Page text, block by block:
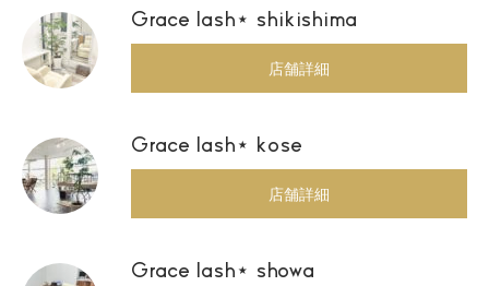
Grace lash⋆ shikishima
店舗詳細
Grace lash⋆ kose
店舗詳細
Grace lash⋆ showa